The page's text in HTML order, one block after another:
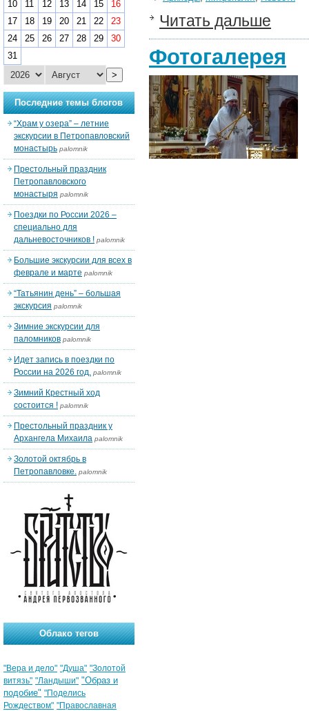
Читать дальше
Фотогалерея
10
11 12 13 14 15
16
17
18 19 20 21 22
23
24
25 26 27 28 29
30
31
>
Последние темы блогов
“Храм у озера” – летние
экскурсии в Петропавловский
монастырь palomnik
Престольный праздник
Петропавловского
монастыря palomnik
Поездки по России 2026 –
специально для
дальневосточников ! palomnik
Большие экскурсии для всех в
феврале и марте palomnik
“Татьянин день” – большая
экскурсия palomnik
Зимние экскурсии для
паломников palomnik
Идет запись в поездки по
России на 2026 год. palomnik
Зимний Крестный ход
состоится ! palomnik
Престольный праздник у
Архангела Михаила palomnik
Золотой октябрь в
Петропавловке. palomnik
Облако тегов
"Вера и дело" "Душа" "Золотой
витязь" "Ландыши" "Образ и
подобие" "Поделись
Рождеством" "Православная